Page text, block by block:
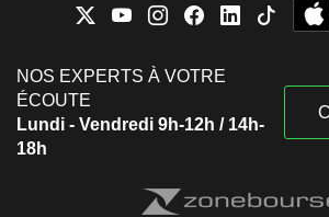
NOS EXPERTS À VOTRE
ÉCOUTE
Lundi - Vendredi 9h-12h / 14h-
18h